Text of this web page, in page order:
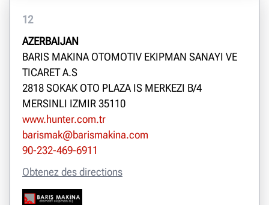
12
AZERBAIJAN
BARIS MAKINA OTOMOTIV EKIPMAN SANAYI VE
TICARET A.S
2818 SOKAK OTO PLAZA IS MERKEZI B/4
MERSINLI IZMIR 35110
www.hunter.com.tr
barismak@barismakina.com
90-232-469-6911
Obtenez des directions